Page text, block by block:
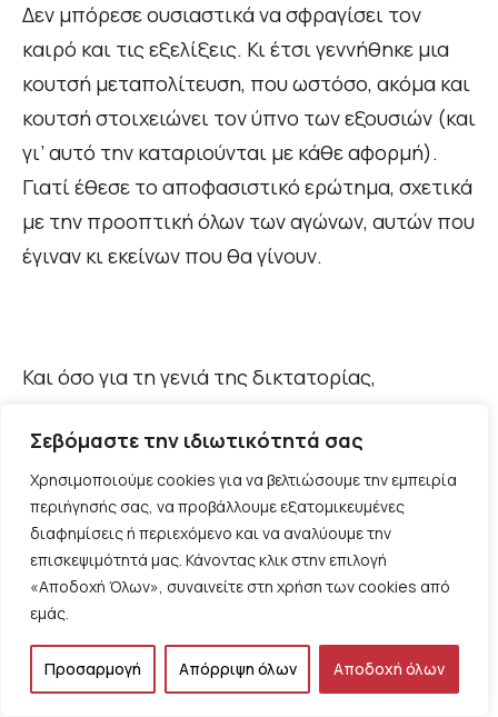
Σεβόμαστε την ιδιωτικότητά σας
Χρησιμοποιούμε cookies για να βελτιώσουμε την εμπειρία
περιήγησής σας, να προβάλλουμε εξατομικευμένες
διαφημίσεις ή περιεχόμενο και να αναλύουμε την
επισκεψιμότητά μας. Κάνοντας κλικ στην επιλογή
«Αποδοχή Όλων», συναινείτε στη χρήση των cookies από
εμάς.
Προσαρμογή Απόρριψη όλων Αποδοχή όλων
Δεν μπόρεσε ουσιαστικά να σφραγίσει τον
καιρό και τις εξελίξεις. Κι έτσι γεννήθηκε μια
κουτσή μεταπολίτευση, που ωστόσο, ακόμα και
κουτσή στοιχειώνει τον ύπνο των εξουσιών (και
γι’ αυτό την καταριούνται με κάθε αφορμή).
Γιατί έθεσε το αποφασιστικό ερώτημα, σχετικά
με την προοπτική όλων των αγώνων, αυτών που
έγιναν κι εκείνων που θα γίνουν.
Και όσο για τη γενιά της δικτατορίας,
εκείνους που εντάχθηκαν στο παιχνίδι κι έγιναν
διαχρονικά διαφημιστικά σλόγκαν
προεκλογικών υποσχέσεων, αλλά περιέχει κι
εκείνους που βασανίζονται ακόμα, θέτοντας
αδιάκοπα τα νέα ερωτήματα και αναζητώντας
απαντήσεις, προκειμένου να τις
αμφισβητήσουν και πάλι, πέρα από
βεβαιότητες και ασφαλείς κατατάξεις, σε αυτή